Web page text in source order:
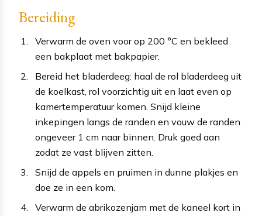
Bereiding
Verwarm de oven voor op 200 °C en bekleed
een bakplaat met bakpapier.
Bereid het bladerdeeg: haal de rol bladerdeeg uit
de koelkast, rol voorzichtig uit en laat even op
kamertemperatuur komen. Snijd kleine
inkepingen langs de randen en vouw de randen
ongeveer 1 cm naar binnen. Druk goed aan
zodat ze vast blijven zitten.
Snijd de appels en pruimen in dunne plakjes en
doe ze in een kom.
Verwarm de abrikozenjam met de kaneel kort in